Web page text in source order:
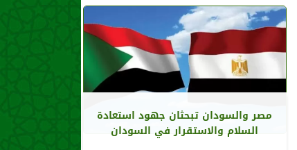
مصر والسودان تبحثان جهود استعادة
السلام والاستقرار في السودان